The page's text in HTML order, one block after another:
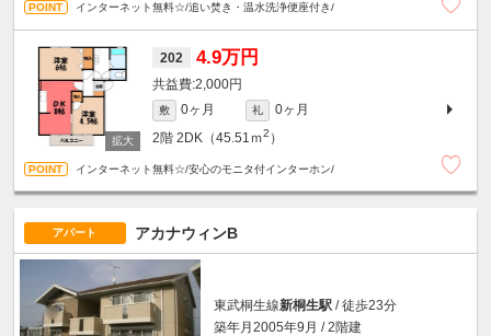
インターネット無料☆/追い焚き・温水洗浄便座付き/
202 4.9万円
2,000円
敷 0ヶ月 礼
0ヶ月
2階 2DK（45.51ｍ2 ）
インターネット無料☆/安心のモニタ付インターホン/
アパート アカナウィンB
東武桐生線新桐生駅 / 徒歩23分
築年月2005年9月 / 2階建